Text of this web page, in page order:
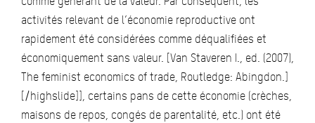
activités relevant de l’économie reproductive ont
rapidement été considérées comme déqualifiées et
économiquement sans valeur. [Van Staveren I., ed. (2007),
The feminist economics of trade, Routledge: Abingdon.]
[/highslide]], certains pans de cette économie (crèches,
maisons de repos, congés de parentalité, etc.) ont été